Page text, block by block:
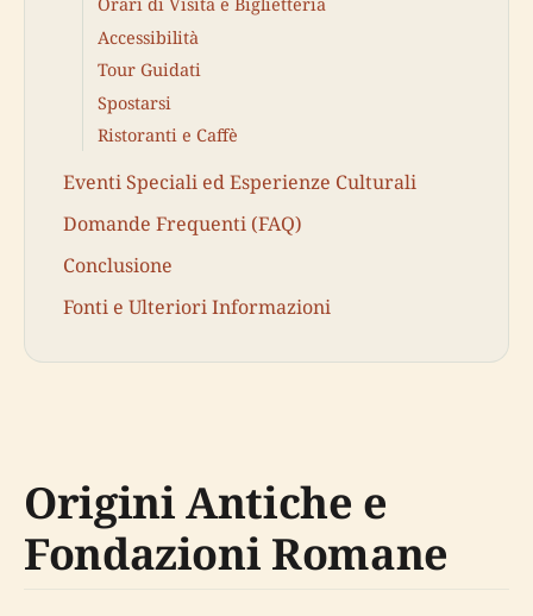
Orari di Visita e Biglietteria
Accessibilità
Tour Guidati
Spostarsi
Ristoranti e Caffè
Eventi Speciali ed Esperienze Culturali
Domande Frequenti (FAQ)
Conclusione
Fonti e Ulteriori Informazioni
Origini Antiche e
Fondazioni Romane